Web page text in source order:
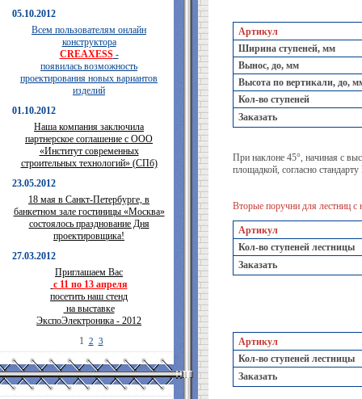
05.10.2012
Всем пользователям онлайн
конструктора
CREAXESS-
появилась возможность
проектирования новых вариантов
изделий
01.10.2012
Наша компания заключила
партнерское соглашение с ООО
«Институт современных
строительных технологий» (СПб)
23.05.2012
18 мая в Санкт-Петербурге, в
банкетном зале гостиницы «Москва»
состоялось празднование Дня
проектировщика!
27.03.2012
Приглашаем Вас
с 11 по 13 апреля
посетить наш стенд
на выставке
ЭкспоЭлектроника - 2012
1 2 3
Артикул
Ширина ступеней, мм
Вынос, до, мм
Высота по вертикали, до,
Кол-во ступеней
Заказать
При наклоне 45°, начиная с
площадкой, согласно
Вторые поручни для лестниц с
Артикул
Кол-во ступеней лестницы
Заказать
Артикул
Кол-во ступеней лестницы
Заказать